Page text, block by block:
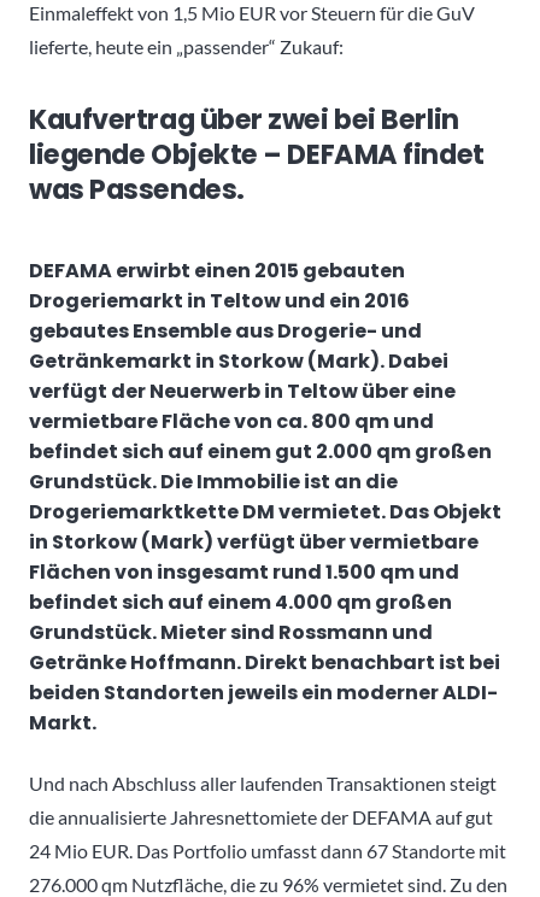
Einmaleffekt von 1,5 Mio EUR vor Steuern für die GuV
lieferte, heute ein „passender“ Zukauf:
Kaufvertrag über zwei bei Berlin
liegende Objekte – DEFAMA findet
was Passendes.
DEFAMA erwirbt einen 2015 gebauten
Drogeriemarkt in Teltow und ein 2016
gebautes Ensemble aus Drogerie- und
Getränkemarkt in Storkow (Mark). Dabei
verfügt der Neuerwerb in Teltow über eine
vermietbare Fläche von ca. 800 qm und
befindet sich auf einem gut 2.000 qm großen
Grundstück. Die Immobilie ist an die
Drogeriemarktkette DM vermietet. Das Objekt
in Storkow (Mark) verfügt über vermietbare
Flächen von insgesamt rund 1.500 qm und
befindet sich auf einem 4.000 qm großen
Grundstück. Mieter sind Rossmann und
Getränke Hoffmann. Direkt benachbart ist bei
beiden Standorten jeweils ein moderner ALDI-
Markt.
Und nach Abschluss aller laufenden Transaktionen steigt
die annualisierte Jahresnettomiete der DEFAMA auf gut
24 Mio EUR. Das Portfolio umfasst dann 67 Standorte mit
276.000 qm Nutzfläche, die zu 96% vermietet sind. Zu den